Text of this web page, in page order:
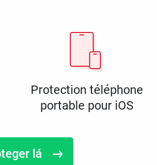
Protection téléphone
portable pour iOS
lá